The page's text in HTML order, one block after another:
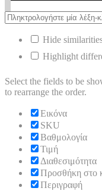
Hide
Highlight
Select the fields to be
to rearrange the order.
Εικόνα
SKU
Βαθμολογία
Τιμή
Διαθεσιμότητα
Προσθήκη στο
Περιγραφή